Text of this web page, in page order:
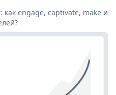
engage, captivate, make и